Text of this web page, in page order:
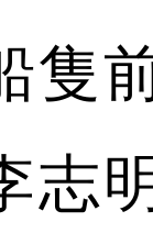
隻
志